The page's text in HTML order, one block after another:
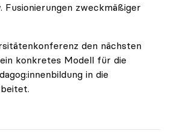
Fusionierungen zweckmäßiger
den nächsten
konkretes Modell für die
in die
an den Universitäten: Für